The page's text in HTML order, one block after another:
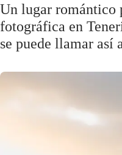
Un lugar romántico
fotográfica en
se puede llamar así